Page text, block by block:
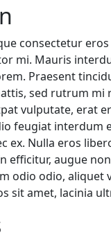
consectetur
mi. Mauris
Praesent
sed rutrum
vulputate, erat
feugiat interdum
ex. Nulla eros
efficitur, augue
odio odio,
sit amet, lacinia